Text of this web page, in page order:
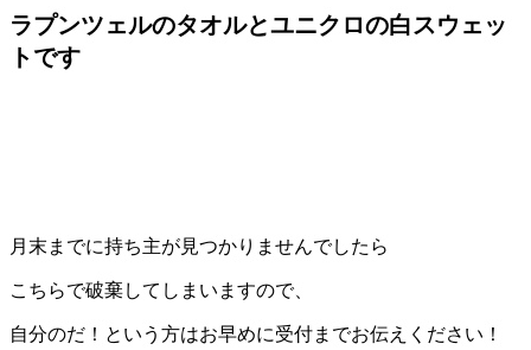
ラプンツェルのタオルとユニクロの白スウェッ
トです
月末までに持ち主が見つかりませんでしたら
こちらで破棄してしまいますので、
自分のだ！という方はお早めに受付までお伝えください！